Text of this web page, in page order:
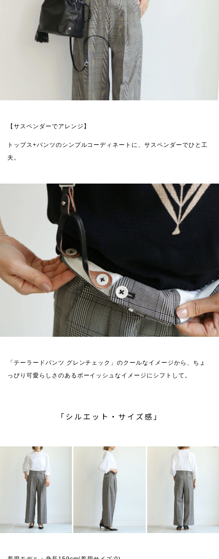
【サスペンダーでアレンジ】
トップス+パンツのシンプルコーディネートに、サスペンダーでひと工
夫。
「テーラードパンツ グレンチェック」のクールなイメージから、ちょ
っぴり可愛らしさのあるボーイッシュなイメージにシフトして。
「シルエット・サイズ感」